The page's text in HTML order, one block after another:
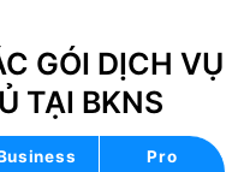
GÓI DỊCH VỤ
TẠI BKNS
Pro